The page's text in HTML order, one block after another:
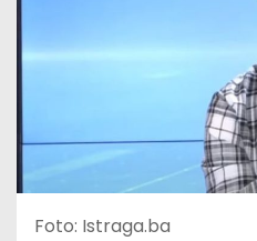
Foto: Istraga.ba